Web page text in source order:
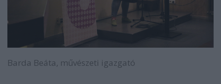
Barda Beáta, művészeti igazgató